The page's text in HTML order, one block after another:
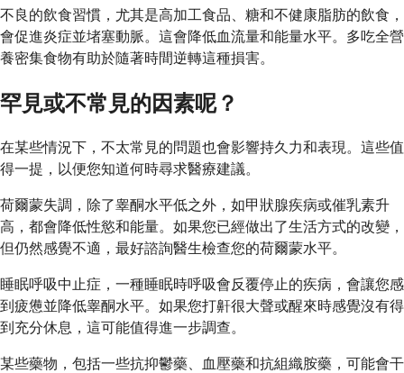
不良的飲食習慣，尤其是高加工食品、糖和不健康脂肪的飲食，
會促進炎症並堵塞動脈。這會降低血流量和能量水平。多吃全營
養密集食物有助於隨著時間逆轉這種損害。
罕見或不常見的因素呢？
在某些情況下，不太常見的問題也會影響持久力和表現。這些值
得一提，以便您知道何時尋求醫療建議。
荷爾蒙失調，除了睾酮水平低之外，如甲狀腺疾病或催乳素升
高，都會降低性慾和能量。如果您已經做出了生活方式的改變，
但仍然感覺不適，最好諮詢醫生檢查您的荷爾蒙水平。
睡眠呼吸中止症，一種睡眠時呼吸會反覆停止的疾病，會讓您感
到疲憊並降低睾酮水平。如果您打鼾很大聲或醒來時感覺沒有得
到充分休息，這可能值得進一步調查。
某些藥物，包括一些抗抑鬱藥、血壓藥和抗組織胺藥，可能會干